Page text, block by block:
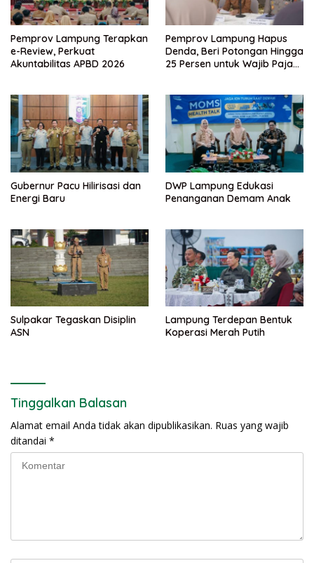
Pemprov Lampung Terapkan
e-Review, Perkuat
Akuntabilitas APBD 2026
Pemprov Lampung Hapus
Denda, Beri Potongan Hingga
25 Persen untuk Wajib Pajak
Gubernur Pacu Hilirisasi dan
Energi Baru
DWP Lampung Edukasi
Penanganan Demam Anak
Sulpakar Tegaskan Disiplin
ASN
Lampung Terdepan Bentuk
Koperasi Merah Putih
Tinggalkan Balasan
Alamat email Anda tidak akan dipublikasikan. Ruas yang wajib
ditandai *